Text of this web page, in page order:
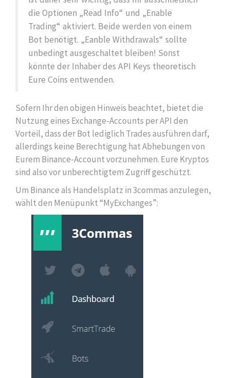
die Optionen „Read Info“ und „Enable
Trading“ aktiviert. Beide werden von einem
Bot benötigt. „Eanble Withdrawals“ sollte
unbedingt ausgeschaltet bleiben! Sonst
könnte der Inhaber des API Keys theoretisch
Eure Coins entwenden.
Sofern Ihr den obigen Hinweis beachtet, bietet die
Nutzung eines Exchange-Accounts per API den
Vorteil, dass der Bot lediglich Trades ausführen darf,
allerdings keine Berechtigung hat Abhebungen von
Eurem Binance-Account vorzunehmen. Eure Kryptos
sind also vor unberechtigtem Zugriff geschützt.
Um Binance als Handelsplatz in 3commas anzulegen,
wählt den Menüpunkt “MyExchanges”: